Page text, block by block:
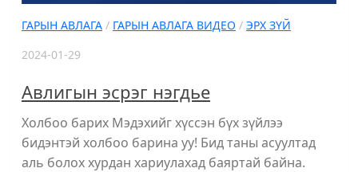
ГАРЫН АВЛАГА / ГАРЫН АВЛАГА ВИДЕО / ЭРХ ЗҮЙ
2024-01-29
Авлигын эсрэг нэгдье
Холбоо барих Мэдэхийг хүссэн бүх зүйлээ
бидэнтэй холбоо барина уу! Бид таны асуултад
аль болох хурдан хариулахад баяртай байна.